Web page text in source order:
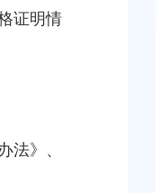
证明情
》、
同意土地储备（新城02单